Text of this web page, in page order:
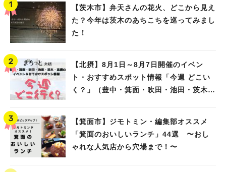
【茨木市】弁天さんの花火、どこから見え
た？今年は茨木のあちこちを巡ってみまし
た！
【北摂】8月1日～8月7日開催のイベン
ト・おすすめスポット情報「今週 どこい
く？」（豊中・箕面・吹田・池田・茨木・
【箕面市】ジモトミン・編集部オススメ
「箕面のおいしいランチ」44選 〜おし
ゃれな人気店から穴場まで！〜